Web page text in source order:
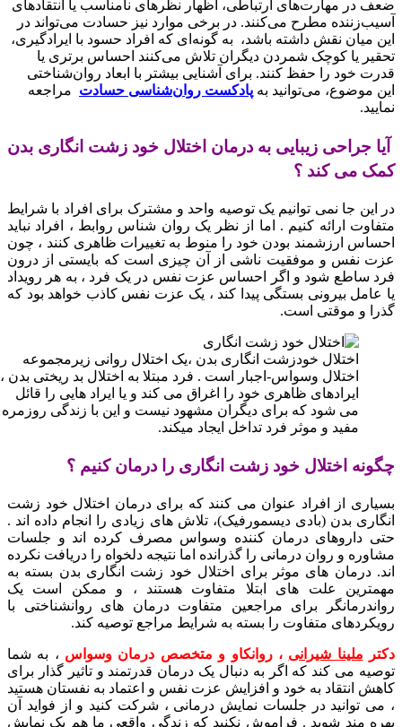
ضعف در مهارت‌های ارتباطی، اظهار نظرهای نامناسب یا انتقادهای
آسیب‌زننده مطرح می‌کنند. در برخی موارد نیز حسادت می‌تواند در
این میان نقش داشته باشد، به گونه‌ای که افراد حسود با ایرادگیری،
تحقیر یا کوچک شمردن دیگران تلاش می‌کنند احساس برتری یا
قدرت خود را حفظ کنند. برای آشنایی بیشتر با ابعاد روان‌شناختی
این موضوع، می‌توانید به پادکست روان‌شناسی حسادت مراجعه
نمایید.
آیا جراحی زیبایی به درمان اختلال خود زشت انگاری بدن
کمک می کند ؟
در این جا نمی توانیم یک توصیه واحد و مشترک برای افراد با شرایط
متفاوت ارائه کنیم . اما از نظر یک روان شناس روابط ، افراد نباید
احساس ارزشمند بودن خود را منوط به تغییرات ظاهری کنند ، چون
عزت نفس و موفقیت ناشی از آن چیزی است که بایستی از درون
فرد ساطع شود و اگر احساس عزت نفس در یک فرد ، به هر رویداد
یا عامل بیرونی بستگی پیدا کند ، یک عزت نفس کاذب خواهد بود که
گذرا و موقتی است.
اختلال خودزشت انگاری بدن ،یک اختلال روانی زیرمجموعه
اختلال وسواس-اجبار است . فرد مبتلا به اختلال بد ریختی بدن ،
ایرادهای ظاهری خود را اغراق می کند و یا ایراد هایی را قائل
می شود که برای دیگران مشهود نیست و این با زندگی روزمره
مفید و موثر فرد تداخل ایجاد میکند.
چگونه اختلال خود زشت انگاری را درمان کنیم ؟
بسیاری از افراد عنوان می کنند که برای درمان اختلال خود زشت
انگاری بدن (بادی دیسمورفیک)، تلاش های زیادی را انجام داده اند .
حتی داروهای درمان کننده وسواس مصرف کرده اند و جلسات
مشاوره و روان درمانی را گذرانده اما نتیجه دلخواه را دریافت نکرده
اند. درمان های موثر برای اختلال خود زشت انگاری بدن بسته به
مهمترین علت های ابتلا متفاوت هستند ، و ممکن است یک
رواندرمانگر برای مراجعین متفاوت درمان های روانشناختی با
رویکردهای متفاوت را بسته به شرایط مراجع توصیه کند.
دکتر ملینا شیرانی ، روانکاو و متخصص درمان وسواس ، به شما
توصیه می کند که اگر به دنبال یک درمان قدرتمند و تاثیر گذار برای
کاهش انتقاد به خود و افزایش عزت نفس و اعتماد به نفستان هستید
، می توانید در جلسات نمایش درمانی ، شرکت کنید و از فواید آن
بهره مند شوید . فراموش نکنید که زندگی واقعی ما هم یک نمایش